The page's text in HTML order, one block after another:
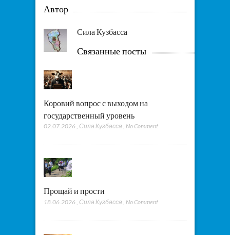
Автор
Сила Кузбасса
Связанные посты
Коровий вопрос с выходом на
государственный уровень
02.07.2026 , Сила Кузбасса , No Comment
Прощай и прости
18.06.2026 Сила Кузбасса No Comment